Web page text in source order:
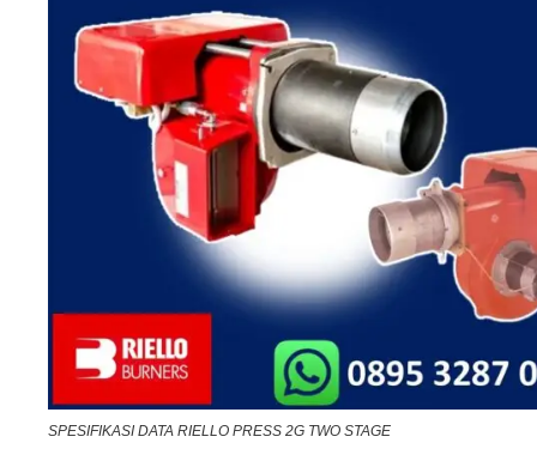
SPESIFIKASI DATA RIELLO PRESS 2G TWO STAGE